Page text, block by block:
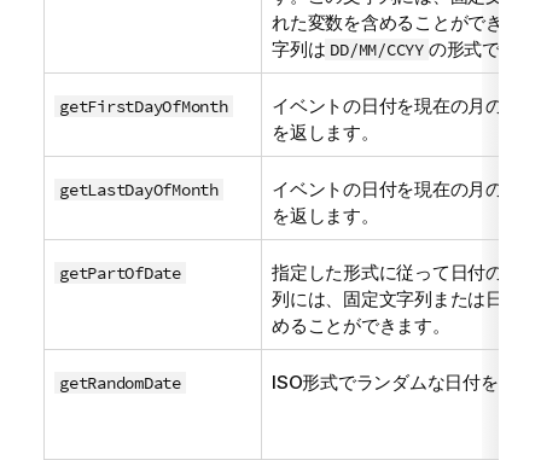
れた変数を含めることができま
字列は DD/MM/CCYY の形式で返さ
getFirstDayOfMonth
イベントの日付を現在の月の初
を返します。
getLastDayOfMonth
イベントの日付を現在の月の末
を返します。
getPartOfDate
指定した形式に従って日付の一
列には、固定文字列または日付
めることができます。
getRandomDate ISO形式でランダムな日付を返し